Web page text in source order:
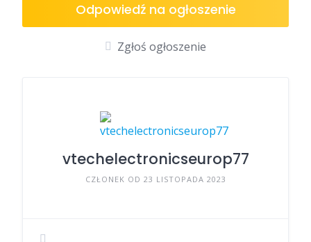
Odpowiedź na ogłoszenie
Zgłoś ogłoszenie
vtechelectronicseurop77
CZŁONEK OD 23 LISTOPADA 2023